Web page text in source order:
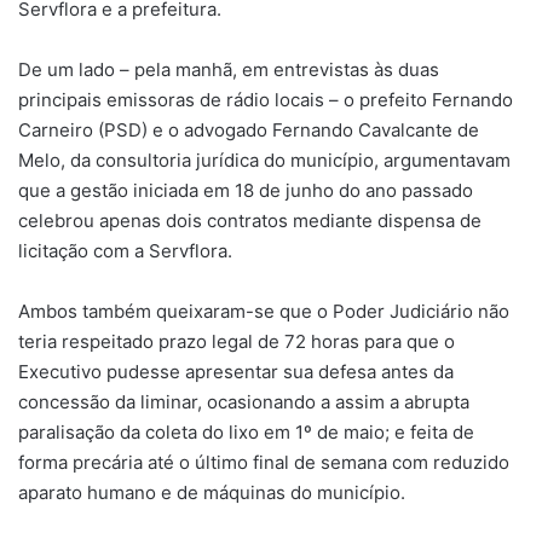
Servflora e a prefeitura.
De um lado – pela manhã, em entrevistas às duas
principais emissoras de rádio locais – o prefeito Fernando
Carneiro (PSD) e o advogado Fernando Cavalcante de
Melo, da consultoria jurídica do município, argumentavam
que a gestão iniciada em 18 de junho do ano passado
celebrou apenas dois contratos mediante dispensa de
licitação com a Servflora.
Ambos também queixaram-se que o Poder Judiciário não
teria respeitado prazo legal de 72 horas para que o
Executivo pudesse apresentar sua defesa antes da
concessão da liminar, ocasionando a assim a abrupta
paralisação da coleta do lixo em 1º de maio; e feita de
forma precária até o último final de semana com reduzido
aparato humano e de máquinas do município.